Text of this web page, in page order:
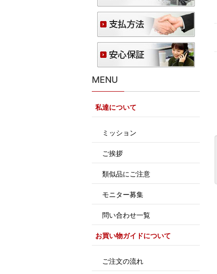
MENU
私達について
ミッション
ご挨拶
類似品にご注意
モニター募集
問い合わせ一覧
お買い物ガイドについて
ご注文の流れ